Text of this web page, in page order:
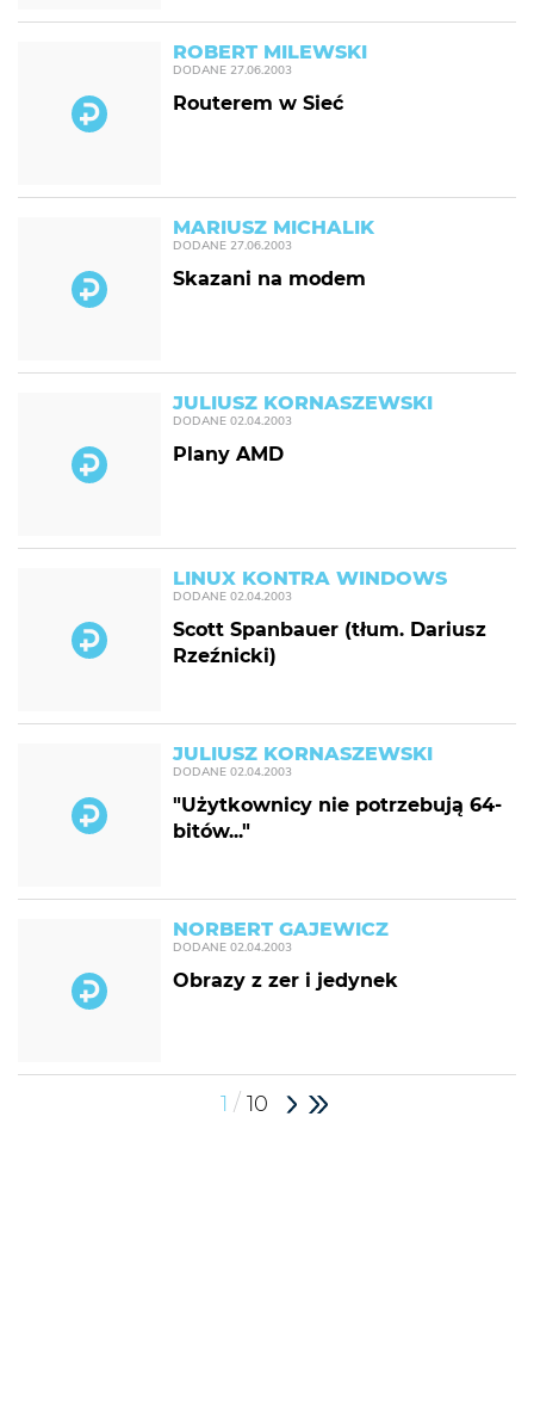
ROBERT MILEWSKI
DODANE 27.06.2003
Routerem w Sieć
MARIUSZ MICHALIK
DODANE 27.06.2003
Skazani na modem
JULIUSZ KORNASZEWSKI
DODANE 02.04.2003
Plany AMD
LINUX KONTRA WINDOWS
DODANE 02.04.2003
Scott Spanbauer (tłum. Dariusz
Rzeźnicki)
JULIUSZ KORNASZEWSKI
DODANE 02.04.2003
"Użytkownicy nie potrzebują 64-
bitów..."
NORBERT GAJEWICZ
DODANE 02.04.2003
Obrazy z zer i jedynek
1 / 10